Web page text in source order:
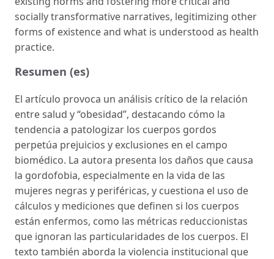
socially transformative narratives, legitimizing other
forms of existence and what is understood as health
practice.
Resumen (es)
El artículo provoca un análisis crítico de la relación
entre salud y “obesidad”, destacando cómo la
tendencia a patologizar los cuerpos gordos
perpetúa prejuicios y exclusiones en el campo
biomédico. La autora presenta los daños que causa
la gordofobia, especialmente en la vida de las
mujeres negras y periféricas, y cuestiona el uso de
cálculos y mediciones que definen si los cuerpos
están enfermos, como las métricas reduccionistas
que ignoran las particularidades de los cuerpos. El
texto también aborda la violencia institucional que